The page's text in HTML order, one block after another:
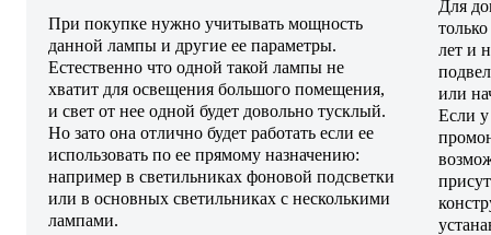
При покупке нужно учитывать мощность
данной лампы и другие ее параметры.
Естественно что одной такой лампы не
хватит для освещения большого помещения,
и свет от нее одной будет довольно тусклый.
Но зато она отлично будет работать если ее
использовать по ее прямому назначению:
например в светильниках фоновой подсветки
или в основных светильниках с несколькими
лампами.
Для
лет и
или
Если у